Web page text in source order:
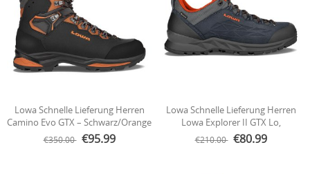
Lowa Schnelle Lieferung Herren
Camino Evo GTX – Schwarz/Orange
| Schneller Versand
€350.00 €95.99
Lowa Schnelle Lieferung Herren
Lowa Explorer II GTX Lo,
Marineblau/Orange | Schneller
Versand
€210.00 €80.99